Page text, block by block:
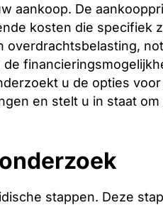
aankoop. De
kosten die specifiek
overdrachtsbelasting,
u de opties
en stelt u in staat
stappen. Deze